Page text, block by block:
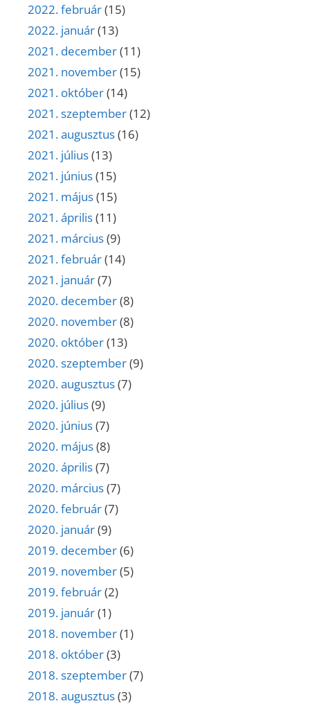
2022. február(15)
2022. január(13)
2021. december(11)
2021. november(15)
2021. október(14)
2021. szeptember(12)
2021. augusztus(16)
2021. július(13)
2021. június(15)
2021. május(15)
2021. április(11)
2021. március(9)
2021. február(14)
2021. január(7)
2020. december(8)
2020. november(8)
2020. október(13)
2020. szeptember(9)
2020. augusztus(7)
2020. július(9)
2020. június(7)
2020. május(8)
2020. április(7)
2020. március(7)
2020. február(7)
2020. január(9)
2019. december(6)
2019. november(5)
2019. február(2)
2019. január(1)
2018. november(1)
2018. október(3)
2018. szeptember(7)
2018. augusztus(3)